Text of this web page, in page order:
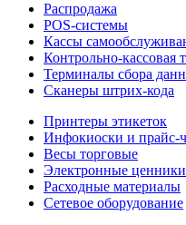
Распродажа
POS-системы
Кассы
Контрольно-кассовая
Терминалы сбора
Сканеры штрих-кода
Принтеры этикеток
Инфокиоски и прайс-
Весы торговые
Электронные ценники
Расходные материалы
Сетевое оборудование